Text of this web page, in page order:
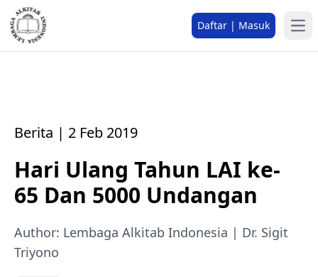
Daftar | Masuk
Berita | 2 Feb 2019
Hari Ulang Tahun LAI ke-
65 Dan 5000 Undangan
Author: Lembaga Alkitab Indonesia | Dr. Sigit
Triyono